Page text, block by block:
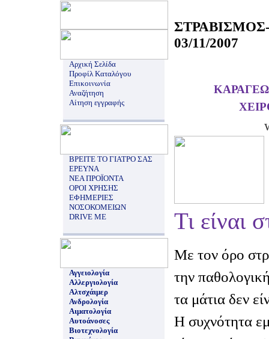
Αρχική Σελίδα
Προφίλ Καταλόγου
Επικοινωνία
Αναζήτηση
Αίτηση εγγραφής
ΒΡΕΙΤΕ ΤΟ ΓΙΑΤΡΟ ΣΑΣ
ΕΡΕΥΝΑ
ΝΕΑ ΠΡΟΪΟΝΤΑ
ΟΡΟΙ ΧΡΗΣΗΣ
ΕΦΗΜΕΡΙΕΣ
ΝΟΣΟΚΟΜΕΙΩΝ
DRIVE ME
Αγγειολογία
Αλλεργιολογία
Αλτσχάιμερ
Ανδρολογία
Αιματολογία
Αυτοάνοσες
Βιοτεχνολογία
03/11/2007
Τι είναι
Με τον όρο
την
τα μάτια δεν
Η συχνότητα